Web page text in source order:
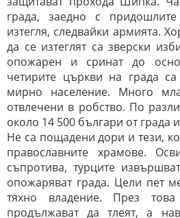
града, заедно с
изтегля, следвайки армията.
да се изтеглят са зверски
опожарен и сринат до
четирите църкви на града
мирно население. Много
отвлечени в робство. По
около 14 500 българи от града
Не са пощадени дори и тези,
православните храмове.
съпротива, турците
опожаряват града. Цели пет
тяхно владение. През
продължават да тлеят, а